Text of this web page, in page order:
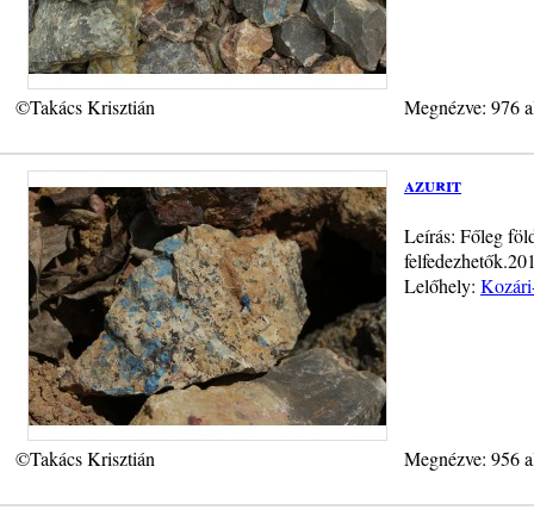
©Takács Krisztián Megnézve: 976
azurit
Leírás: Főleg
Lelőhely:
©Takács Krisztián Megnézve: 956